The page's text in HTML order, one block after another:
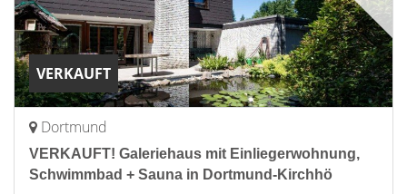
VERKAUFT
Dortmund
VERKAUFT! Galeriehaus mit Einliegerwohnung,
Schwimmbad + Sauna in Dortmund-Kirchhö